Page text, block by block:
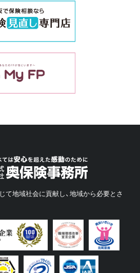
て地域社会に貢献し、地域から必要とさ